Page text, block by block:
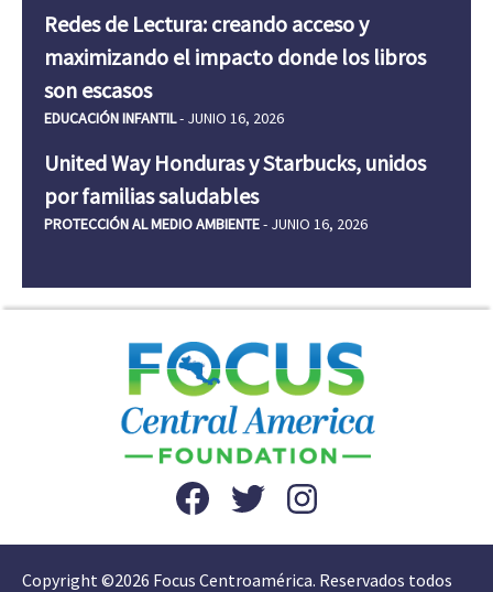
Redes de Lectura: creando acceso y
maximizando el impacto donde los libros
son escasos
EDUCACIÓN INFANTIL- JUNIO 16, 2026
United Way Honduras y Starbucks, unidos
por familias saludables
PROTECCIÓN AL MEDIO AMBIENTE- JUNIO 16, 2026
Copyright ©2026 Focus Centroamérica. Reservados todos